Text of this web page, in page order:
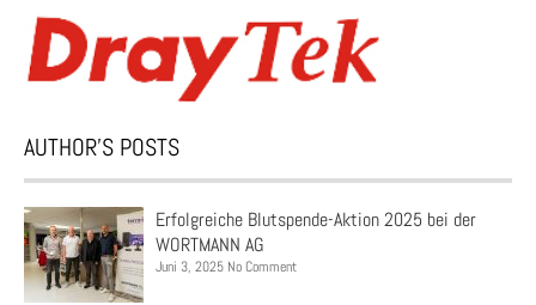
AUTHOR’S POSTS
Erfolgreiche Blutspende-Aktion 2025 bei der
WORTMANN AG
Juni 3, 2025 No Comment